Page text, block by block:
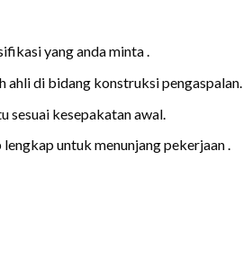
yang anda minta .
ahli di bidang konstruksi pengaspalan.
sesuai kesepakatan awal.
untuk menunjang pekerjaan .